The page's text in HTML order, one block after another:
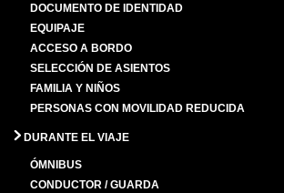
DOCUMENTO DE IDENTIDAD
EQUIPAJE
ACCESO A BORDO
SELECCIÓN DE ASIENTOS
FAMILIA Y NIÑOS
PERSONAS CON MOVILIDAD REDUCIDA
DURANTE EL VIAJE
ÓMNIBUS
CONDUCTOR / GUARDA